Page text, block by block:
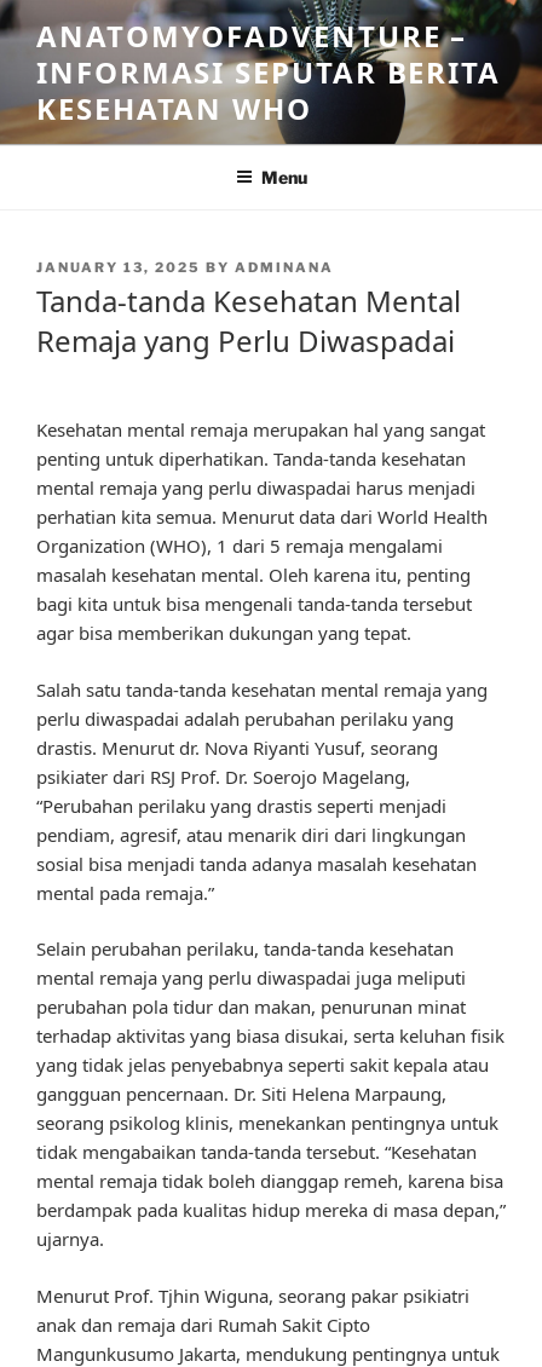
Skip
to
content
ANATOMYOFADVENTURE –
INFORMASI SEPUTAR BERITA
KESEHATAN WHO
Menu
POSTED
JANUARY 13, 2025 BY ADMINANA
Tanda-tanda Kesehatan Mental
Remaja yang Perlu Diwaspadai
Kesehatan mental remaja merupakan hal yang sangat
penting untuk diperhatikan. Tanda-tanda kesehatan
mental remaja yang perlu diwaspadai harus menjadi
perhatian kita semua. Menurut data dari World Health
Organization (WHO), 1 dari 5 remaja mengalami
masalah kesehatan mental. Oleh karena itu, penting
bagi kita untuk bisa mengenali tanda-tanda tersebut
agar bisa memberikan dukungan yang tepat.
Salah satu tanda-tanda kesehatan mental remaja yang
perlu diwaspadai adalah perubahan perilaku yang
drastis. Menurut dr. Nova Riyanti Yusuf, seorang
psikiater dari RSJ Prof. Dr. Soerojo Magelang,
“Perubahan perilaku yang drastis seperti menjadi
pendiam, agresif, atau menarik diri dari lingkungan
sosial bisa menjadi tanda adanya masalah kesehatan
mental pada remaja.”
Selain perubahan perilaku, tanda-tanda kesehatan
mental remaja yang perlu diwaspadai juga meliputi
perubahan pola tidur dan makan, penurunan minat
terhadap aktivitas yang biasa disukai, serta keluhan fisik
yang tidak jelas penyebabnya seperti sakit kepala atau
gangguan pencernaan. Dr. Siti Helena Marpaung,
seorang psikolog klinis, menekankan pentingnya untuk
tidak mengabaikan tanda-tanda tersebut. “Kesehatan
mental remaja tidak boleh dianggap remeh, karena bisa
berdampak pada kualitas hidup mereka di masa depan,”
ujarnya.
Menurut Prof. Tjhin Wiguna, seorang pakar psikiatri
anak dan remaja dari Rumah Sakit Cipto
Mangunkusumo Jakarta, mendukung pentingnya untuk